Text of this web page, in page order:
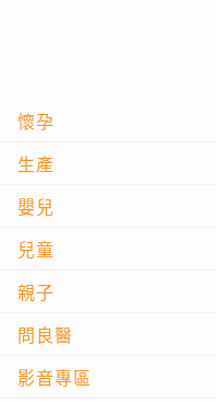
懷孕
生產
嬰兒
兒童
親子
問良醫
影音專區